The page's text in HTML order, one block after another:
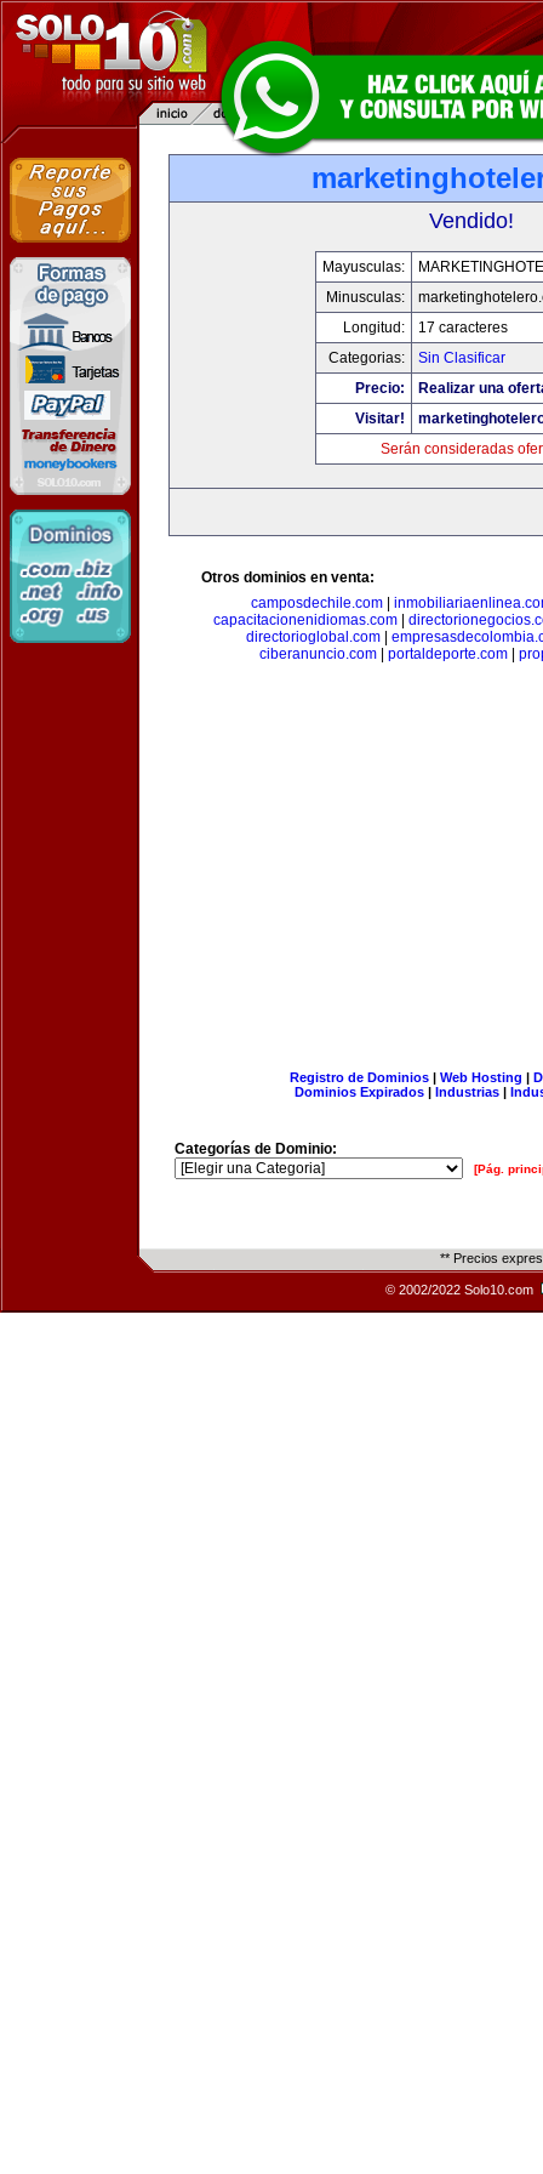
Vendido!
Mayusculas:
Minusculas:
Longitud:
17 caracteres
Categorias:
Sin Clasificar
Precio:
Realizar una
Visitar!
Serán consideradas
Otros dominios en venta:
camposdechile.com
capacitacionenidiomas.com|
directorioglobal.com|
ciberanuncio.com| portaldeporte.com|
Registro de Dominios| Web Hosting |
Dominios Expirados | Industrias |
Categorías de Dominio:
[Pág.
** Precios
© 2002/2022 Solo10.com